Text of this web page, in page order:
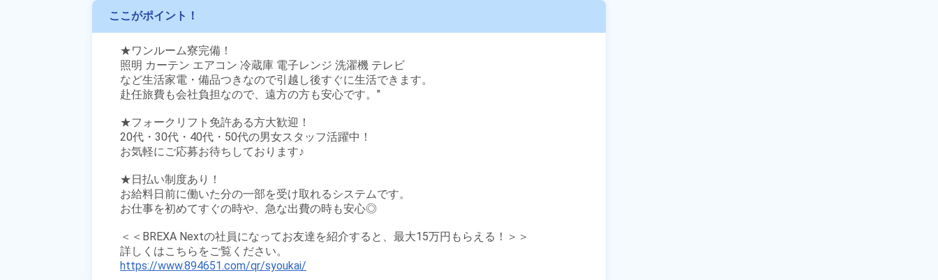
ここがポイント！
★ワンルーム寮完備！
照明 カーテン エアコン 冷蔵庫 電子レンジ 洗濯機 テレビ
など生活家電・備品つきなので引越し後すぐに生活できます。
赴任旅費も会社負担なので、遠方の方も安心です。"
★フォークリフト免許ある方大歓迎！
20代・30代・40代・50代の男女スタッフ活躍中！
お気軽にご応募お待ちしております♪
★日払い制度あり！
お給料日前に働いた分の一部を受け取れるシステムです。
お仕事を初めてすぐの時や、急な出費の時も安心◎
＜＜BREXA Nextの社員になってお友達を紹介すると、最大15万円もらえる！＞＞
https://www.894651.com/qr/syoukai/